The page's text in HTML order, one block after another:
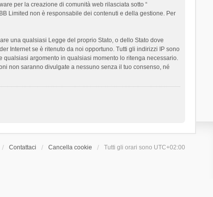
per la creazione di comunità web rilasciata sotto “
Limited non è responsabile dei contenuti e della gestione. Per
una qualsiasi Legge del proprio Stato, o dello Stato dove
Internet se è ritenuto da noi opportuno. Tutti gli indirizzi IP sono
qualsiasi argomento in qualsiasi momento lo ritenga necessario.
non saranno divulgate a nessuno senza il tuo consenso, né
Contattaci Cancella cookie Tutti gli orari sono UTC+02:00